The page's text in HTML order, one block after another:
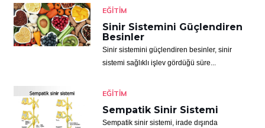
EĞITIM
Sinir Sistemini Güçlendiren
Besinler
Sinir sistemini güçlendiren besinler, sinir
sistemi sağlıklı işlev gördüğü süre...
EĞITIM
Sempatik Sinir Sistemi
Sempatik sinir sistemi, irade dışında